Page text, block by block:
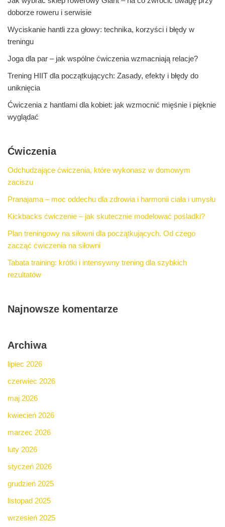
doborze roweru i serwisie
Wyciskanie hantli zza głowy: technika, korzyści i błędy w
treningu
Joga dla par – jak wspólne ćwiczenia wzmacniają relacje?
Trening HIIT dla początkujących: Zasady, efekty i błędy do
uniknięcia
Ćwiczenia z hantlami dla kobiet: jak wzmocnić mięśnie i pięknie
wyglądać
Ćwiczenia
Odchudzające ćwiczenia, które wykonasz w domowym
zaciszu
Pranajama – moc oddechu dla zdrowia i harmonii ciała i umysłu
Kickbacks ćwiczenie – jak skutecznie modelować pośladki?
Plan treningowy na siłowni dla początkujących. Od czego
zacząć ćwiczenia na siłowni
Tabata training: krótki i intensywny trening dla szybkich
rezultatów
Najnowsze komentarze
Archiwa
lipiec 2026
czerwiec 2026
maj 2026
kwiecień 2026
marzec 2026
luty 2026
styczeń 2026
grudzień 2025
listopad 2025
wrzesień 2025